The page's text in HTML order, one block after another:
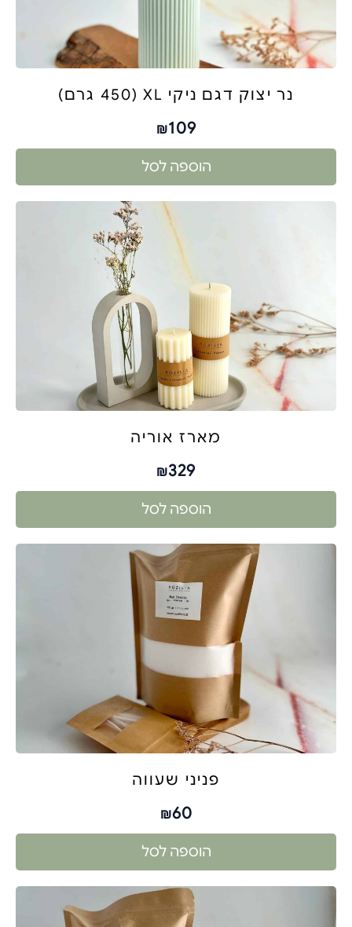
נר יצוק דגם ניקי XL (450 גרם)
₪109
הוספה לסל
מארז אוריה
₪329
הוספה לסל
פניני שעווה
₪60
הוספה לסל